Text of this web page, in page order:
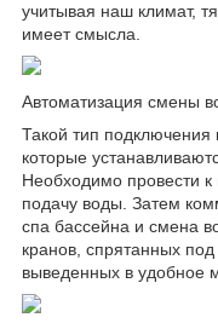
учитывая наш климат,
имеет смысла.
Автоматизация смены
Такой тип
которые
Необходимо провести к
подачу воды. Затем
спа бассейна и смена
кранов, спрятанных
выведенных в удобное